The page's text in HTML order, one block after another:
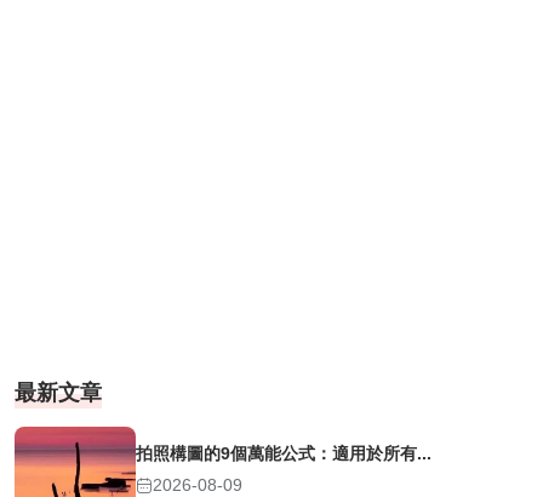
最新文章
拍照構圖的9個萬能公式：適用於所有...
2026-08-09